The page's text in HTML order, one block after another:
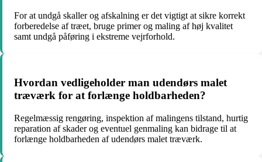
For at undgå skaller og afskalning er det vigtigt at sikre korrekt
forberedelse af træet, bruge primer og maling af høj kvalitet
samt undgå påføring i ekstreme vejrforhold.
Hvordan vedligeholder man udendørs malet
træværk for at forlænge holdbarheden?
Regelmæssig rengøring, inspektion af malingens tilstand, hurtig
reparation af skader og eventuel genmaling kan bidrage til at
forlænge holdbarheden af udendørs malet træværk.